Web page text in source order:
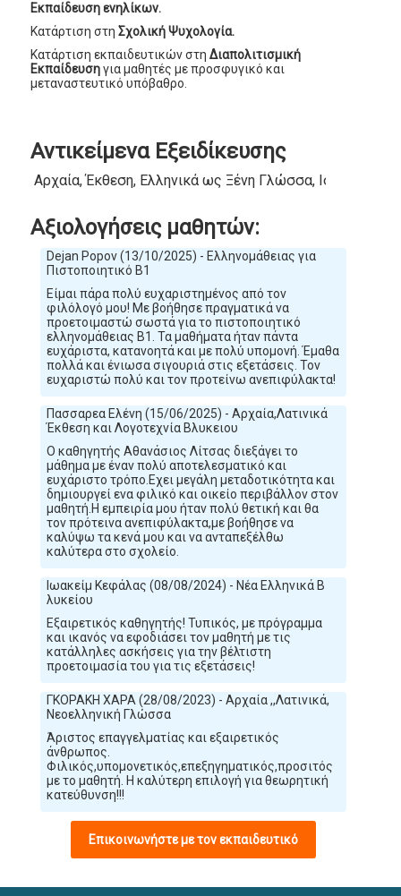
Εκπαίδευση ενηλίκων.
Κατάρτιση στηΣχολική Ψυχολογία.
Κατάρτιση εκπαιδευτικών στηΔιαπολιτισμική
Εκπαίδευσηγια μαθητές με προσφυγικό και
μεταναστευτικό υπόβαθρο.
Αντικείμενα Εξειδίκευσης
Αρχαία, Έκθεση, Ελληνικά ως Ξένη Γλώσσα, Ιστορία,
Αξιολογήσεις μαθητών:
Dejan Popov (13/10/2025) - Ελληνομάθειας για
Πιστοποιητικό Β1
Είμαι πάρα πολύ ευχαριστημένος από τον
φιλόλογό μου! Με βοήθησε πραγματικά να
προετοιμαστώ σωστά για το πιστοποιητικό
ελληνομάθειας Β1. Τα μαθήματα ήταν πάντα
ευχάριστα, κατανοητά και με πολύ υπομονή. Έμαθα
πολλά και ένιωσα σιγουριά στις εξετάσεις. Τον
ευχαριστώ πολύ και τον προτείνω ανεπιφύλακτα!
Πασσαρεα Ελένη (15/06/2025) - Αρχαία,Λατινικά
Έκθεση και Λογοτεχνία Βλυκειου
Ο καθηγητής Αθανάσιος Λίτσας διεξάγει το
μάθημα με έναν πολύ αποτελεσματικό και
ευχάριστο τρόπο.Εχει μεγάλη μεταδοτικότητα και
δημιουργεί ενα φιλικό και οικείο περιβάλλον στον
μαθητή.Η εμπειρία μου ήταν πολύ θετική και θα
τον πρότεινα ανεπιφύλακτα,με βοήθησε να
καλύψω τα κενά μου και να ανταπεξέλθω
καλύτερα στο σχολείο.
Ιωακείμ Κεφάλας (08/08/2024) - Νέα Ελληνικά Β
λυκείου
Εξαιρετικός καθηγητής! Τυπικός, με πρόγραμμα
και ικανός να εφοδιάσει τον μαθητή με τις
κατάλληλες ασκήσεις για την βέλτιστη
προετοιμασία του για τις εξετάσεις!
ΓΚΟΡΑΚΗ ΧΑΡΑ (28/08/2023) - Αρχαία ,,Λατινικά,
Νεοελληνική Γλώσσα
Άριστος επαγγελματίας και εξαιρετικός
άνθρωπος.
Φιλικός,υπομονετικός,επεξηγηματικός,προσιτός
με το μαθητή. Η καλύτερη επιλογή για θεωρητική
κατεύθυνση!!!
Επικοινωνήστε με τον εκπαιδευτικό